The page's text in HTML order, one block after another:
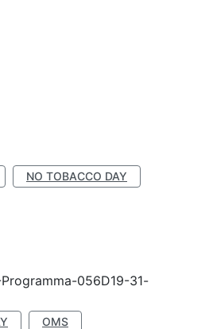
NO TOBACCO DAY
056D19-31-
OMS